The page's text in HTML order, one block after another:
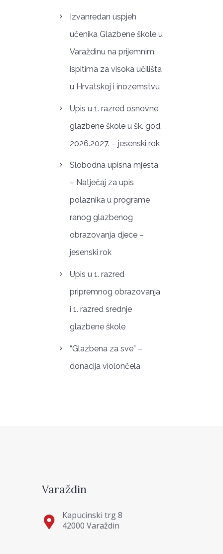
Izvanredan uspjeh
učenika Glazbene škole u
Varaždinu na prijemnim
ispitima za visoka učilišta
u Hrvatskoj i inozemstvu
Upis u 1. razred osnovne
glazbene škole u šk. god.
2026.2027. – jesenski rok
Slobodna upisna mjesta
– Natječaj za upis
polaznika u programe
ranog glazbenog
obrazovanja djece –
jesenski rok
Upis u 1. razred
pripremnog obrazovanja
i 1. razred srednje
glazbene škole
“Glazbena za sve” –
donacija violončela
Varaždin
Kapucinski trg 8
42000 Varaždin